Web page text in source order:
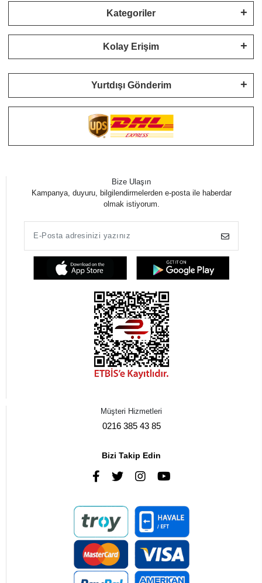
Kategoriler
Kolay Erişim
Yurtdışı Gönderim
Bize Ulaşın
Kampanya, duyuru, bilgilendirmelerden e-posta ile haberdar
olmak istiyorum.
Müşteri Hizmetleri
0216 385 43 85
Bizi Takip Edin